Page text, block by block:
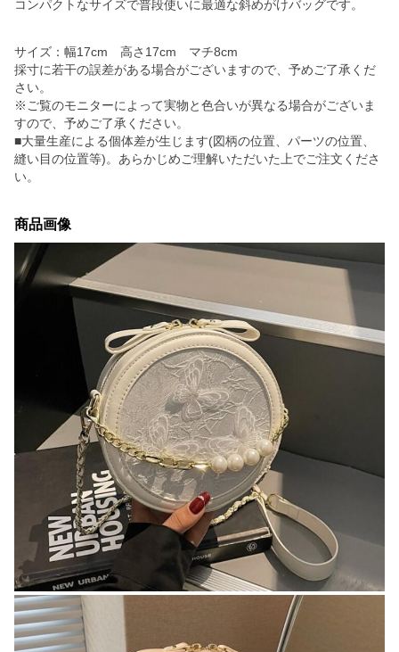
コンパクトなサイズで普段使いに最適な斜めがけバッグです。
サイズ：幅17cm 高さ17cm マチ8cm
採寸に若干の誤差がある場合がございますので、予めご了承くだ
さい。
※ご覧のモニターによって実物と色合いが異なる場合がございま
すので、予めご了承ください。
■大量生産による個体差が生じます(図柄の位置、パーツの位置、
縫い目の位置等)。あらかじめご理解いただいた上でご注文くださ
い。
商品画像